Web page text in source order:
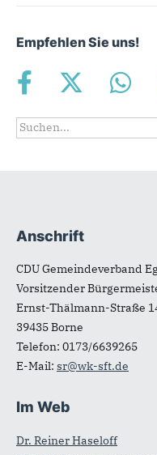
Empfehlen Sie uns!
Suche
Fußbereich
Anschrift
CDU Gemeindeverband
Vorsitzender
Ernst-Thälmann-Straße
39435Borne
Telefon: 0173/6639265
E-Mail: sr@wk-sft.de
Im Web
Dr. Reiner Haseloff